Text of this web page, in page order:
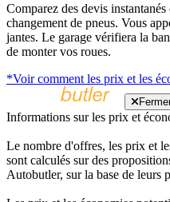
Comparez des devis
changement de pneus. Vous
jantes. Le garage vérifiera la
de monter vos roues.
*Voir comment les prix et les
Informations sur les prix et
Le nombre d'offres, les prix et
sont calculés sur des
Autobutler, sur la base de leurs